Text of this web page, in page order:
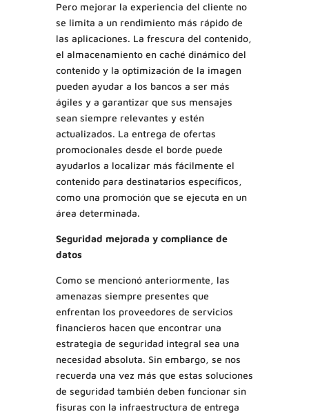
Pero mejorar la experiencia del cliente no
se limita a un rendimiento más rápido de
las aplicaciones. La frescura del contenido,
el almacenamiento en caché dinámico del
contenido y la optimización de la imagen
pueden ayudar a los bancos a ser más
ágiles y a garantizar que sus mensajes
sean siempre relevantes y estén
actualizados. La entrega de ofertas
promocionales desde el borde puede
ayudarlos a localizar más fácilmente el
contenido para destinatarios específicos,
como una promoción que se ejecuta en un
área determinada.
Seguridad mejorada y compliance de
datos
Como se mencionó anteriormente, las
amenazas siempre presentes que
enfrentan los proveedores de servicios
financieros hacen que encontrar una
estrategia de seguridad integral sea una
necesidad absoluta. Sin embargo, se nos
recuerda una vez más que estas soluciones
de seguridad también deben funcionar sin
fisuras con la infraestructura de entrega